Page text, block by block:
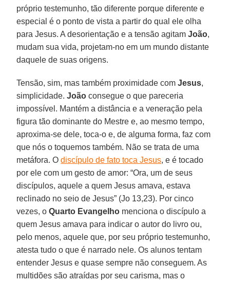
próprio testemunho, tão diferente porque diferente e
especial é o ponto de vista a partir do qual ele olha
para Jesus. A desorientação e a tensão agitamJoão,
mudam sua vida, projetam-no em um mundo distante
daquele de suas origens.
Tensão, sim, mas também proximidade comJesus,
simplicidade.João consegue o que pareceria
impossível. Mantém a distância e a veneração pela
figura tão dominante do Mestre e, ao mesmo tempo,
aproxima-se dele, toca-o e, de alguma forma, faz com
que nós o toquemos também. Não se trata de uma
metáfora. Odiscípulo de fato toca Jesus, e é tocado
por ele com um gesto de amor: “Ora, um de seus
discípulos, aquele a quem Jesus amava, estava
reclinado no seio de Jesus” (Jo 13,23). Por cinco
vezes, oQuarto Evangelho menciona o discípulo a
quem Jesus amava para indicar o autor do livro ou,
pelo menos, aquele que, por seu próprio testemunho,
atesta tudo o que é narrado nele. Os alunos tentam
entender Jesus e quase sempre não conseguem. As
multidões são atraídas por seu carisma, mas o